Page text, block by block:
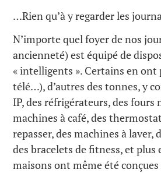
…Rien qu’à y regarder les
N’importe quel foyer de nos
ancienneté) est équipé de
« intelligents ». Certains en ont
télé…), d’autres des tonnes, y
IP, des réfrigérateurs, des fours
machines à café, des
repasser, des machines à laver,
des bracelets de fitness, et plus
maisons ont même été